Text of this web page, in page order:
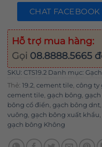
CHAT FACEBOOK
Hỗ trợ mua hàng:
Gọi 08.8888.5665
SKU: CTS19.2 Danh mục:
Thẻ: 19.2 cement tile công ty
cement tile gạch bông gạch
bông cổ điển gạch bông dnt
vuông gạch bông xuất khẩu
gạch bông Không